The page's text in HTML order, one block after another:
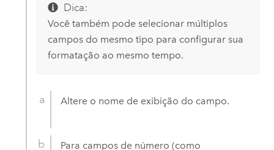
Dica:
Você também pode selecionar múltiplos
campos do mesmo tipo para configurar sua
formatação ao mesmo tempo.
Altere o nome de exibição do campo.
Para campos de número (como